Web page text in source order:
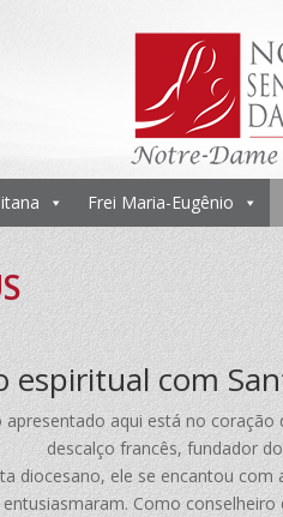
Frei Maria-Eugênio
espiritual com
apresentado aqui está no coração
descalço francês, fundador
diocesano, ele se encantou com
Como